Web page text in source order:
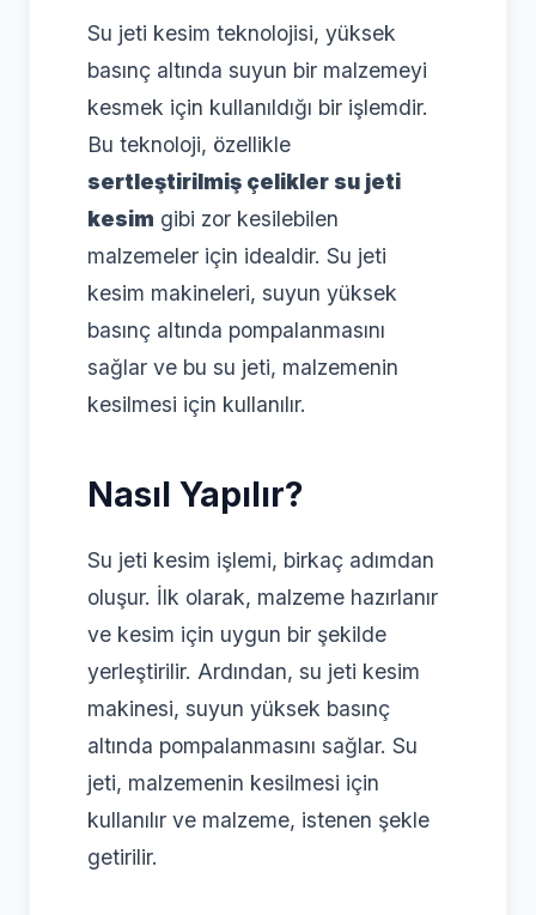
Su jeti kesim teknolojisi, yüksek
basınç altında suyun bir malzemeyi
kesmek için kullanıldığı bir işlemdir.
Bu teknoloji, özellikle
sertleştirilmiş çelikler su jeti
kesim gibi zor kesilebilen
malzemeler için idealdir. Su jeti
kesim makineleri, suyun yüksek
basınç altında pompalanmasını
sağlar ve bu su jeti, malzemenin
kesilmesi için kullanılır.
Nasıl Yapılır?
Su jeti kesim işlemi, birkaç adımdan
oluşur. İlk olarak, malzeme hazırlanır
ve kesim için uygun bir şekilde
yerleştirilir. Ardından, su jeti kesim
makinesi, suyun yüksek basınç
altında pompalanmasını sağlar. Su
jeti, malzemenin kesilmesi için
kullanılır ve malzeme, istenen şekle
getirilir.